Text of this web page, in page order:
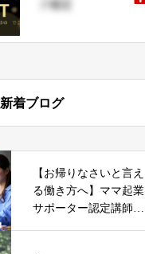
ク鑑定
新着ブログ
【お帰りなさいと言え
る働き方へ】ママ起業
サポーター認定講師RI